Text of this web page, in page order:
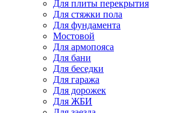
Для плиты перекрытия
Для стяжки пола
Для фундамента
Мостовой
Для армопояса
Для бани
Для беседки
Для гаража
Для дорожек
Для ЖБИ